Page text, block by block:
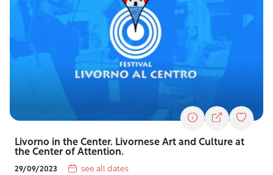
Livorno in the Center. Livornese Art and Culture at
the Center of Attention.
29/09/2023 see all dates